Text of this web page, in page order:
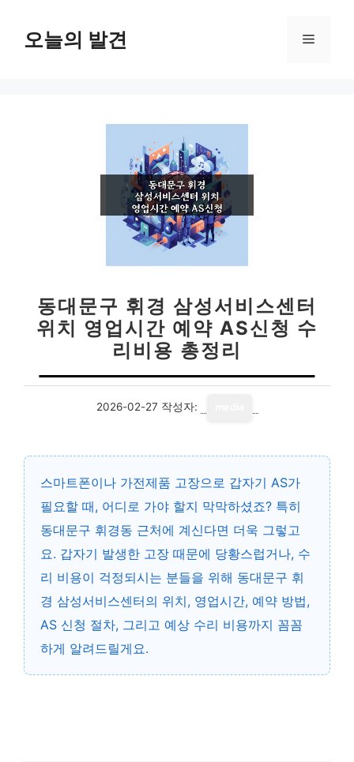
오늘의 발견 메
동대문구 휘경 삼성서비스센터
위치 영업시간 예약 AS신청 수
리비용 총정리
2026-02-27 작성자:
스마트폰이나 가전제품 고장으로 갑자기 AS가
필요할 때, 어디로 가야 할지 막막하셨죠? 특히
동대문구 휘경동 근처에 계신다면 더욱 그렇고
요. 갑자기 발생한 고장 때문에 당황스럽거나, 수
리 비용이 걱정되시는 분들을 위해 동대문구 휘
경 삼성서비스센터의 위치, 영업시간, 예약 방법,
AS 신청 절차, 그리고 예상 수리 비용까지 꼼꼼
하게 알려드릴게요.